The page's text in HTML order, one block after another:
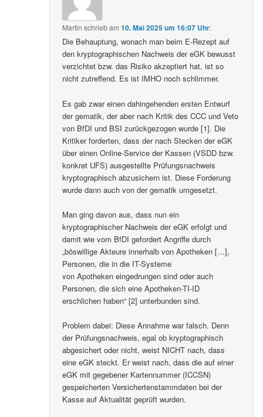
Martin schriebam10. Mai 2025 um 16:07 Uhr:
Die Behauptung, wonach man beim E-Rezept auf
den kryptographischen Nachweis der eGK bewusst
verzichtet bzw. das Risiko akzeptiert hat, ist so
nicht zutreffend. Es ist IMHO noch schlimmer.
Es gab zwar einen dahingehenden ersten Entwurf
der gematik, der aber nach Kritik des CCC und Veto
von BfDI und BSI zurückgezogen wurde [1]. Die
Kritiker forderten, dass der nach Stecken der eGK
über einen Online-Service der Kassen (VSDD bzw.
konkret UFS) ausgestellte Prüfungsnachweis
kryptographisch abzusichern ist. Diese Forderung
wurde dann auch von der gematik umgesetzt.
Man ging davon aus, dass nun ein
kryptographischer Nachweis der eGK erfolgt und
damit wie vom BfDI gefordert Angriffe durch
„böswillige Akteure innerhalb von Apotheken […],
Personen, die in die IT-Systeme
von Apotheken eingedrungen sind oder auch
Personen, die sich eine Apotheken-TI-ID
erschlichen haben“ [2] unterbunden sind.
Problem dabei: Diese Annahme war falsch. Denn
der Prüfungsnachweis, egal ob kryptographisch
abgesichert oder nicht, weist NICHT nach, dass
eine eGK steckt. Er weist nach, dass die auf einer
eGK mit gegebener Kartennummer (ICCSN)
gespeicherten Versichertenstammdaten bei der
Kasse auf Aktualität geprüft wurden.